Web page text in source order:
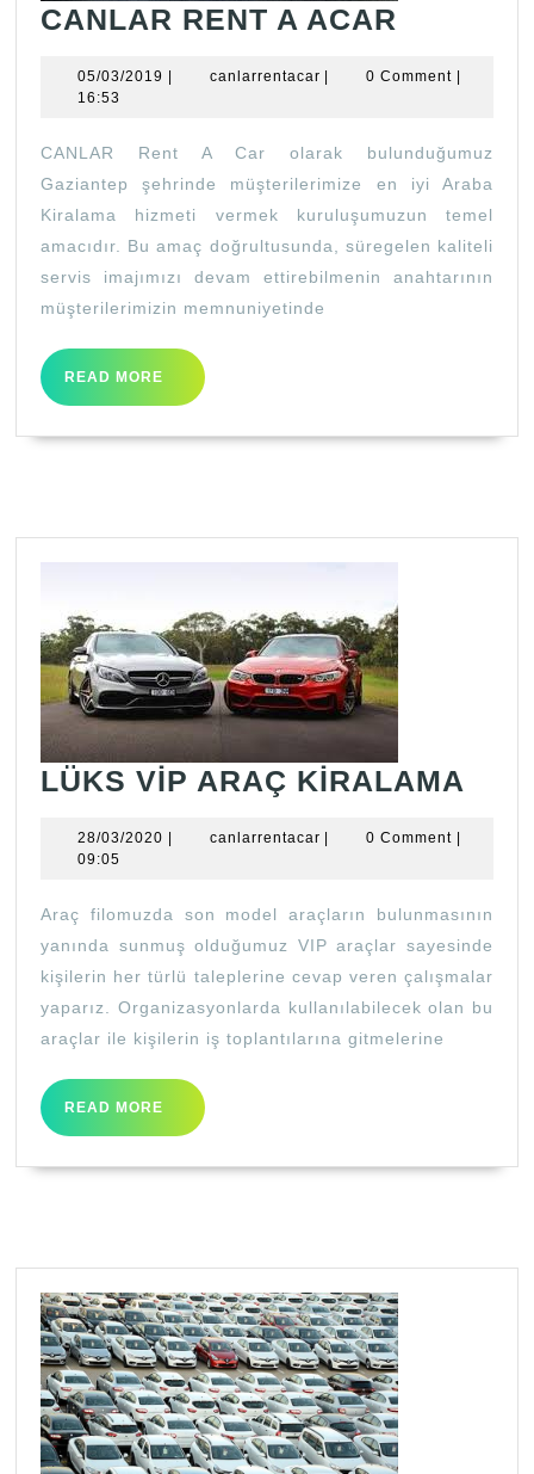
CANLAR RENT A ACAR
A
05/03/2019 05/03/2019
| canlarrentacarcanlarrentacar
| 0 Comment |
16:53
CANLAR Rent A Car olarak bulunduğumuz
Gaziantep şehrinde müşterilerimize en iyi Araba
Kiralama hizmeti vermek kuruluşumuzun temel
amacıdır. Bu amaç doğrultusunda, süregelen kaliteli
servis imajımızı devam ettirebilmenin anahtarının
müşterilerimizin memnuniyetinde
READ MORE
READ
MORE
LÜKS VİP ARAÇ KİRALAMA
28/03/2020 28/03/2020canlarrentacarcanlarrentacar
0 Comment
09:05
Araç filomuzda son model araçların bulunmasının
yanında sunmuş olduğumuz VIP araçlar sayesinde
kişilerin her türlü taleplerine cevap veren çalışmalar
yaparız. Organizasyonlarda kullanılabilecek olan bu
araçlar ile kişilerin iş toplantılarına gitmelerine
READ MORE
READ
MORE